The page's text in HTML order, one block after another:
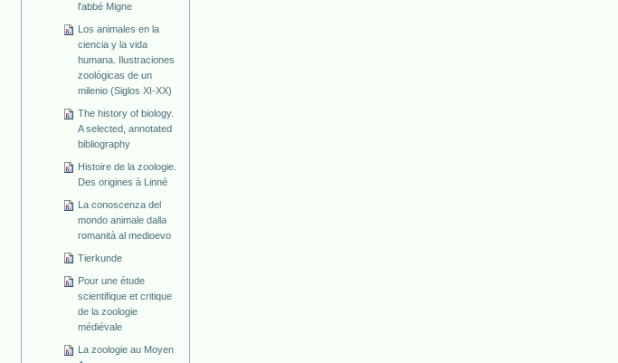
l'abbé Migne
Los animales en la
ciencia y la vida
humana. Ilustraciones
zoológicas de un
milenio (Siglos XI-XX)
The history of biology.
A selected, annotated
bibliography
Histoire de la zoologie.
Des origines à Linné
La conoscenza del
mondo animale dalla
romanità al medioevo
Tierkunde
Pour une étude
scientifique et critique
de la zoologie
médiévale
La zoologie au Moyen